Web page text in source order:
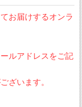
お届けするオンラ
ルアドレスをご記
ざいます。